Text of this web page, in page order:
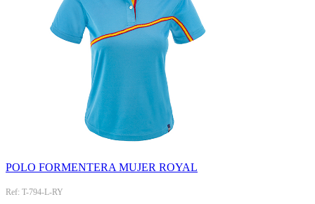
POLO FORMENTERA MUJER ROYAL
Ref: T-794-L-RY